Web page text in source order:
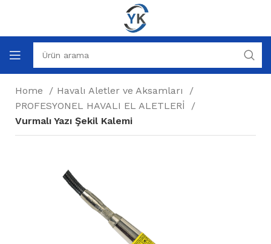
Home
Havalı Aletler ve Aksamları
PROFESYONEL HAVALI EL ALETLERİ
Vurmalı Yazı Şekil Kalemi